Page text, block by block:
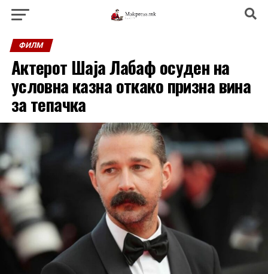
ФИЛМ
Актерот Шаја Лабаф осуден на
условна казна откако призна вина
за тепачка